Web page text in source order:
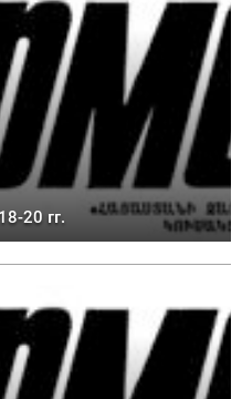
20 гг.